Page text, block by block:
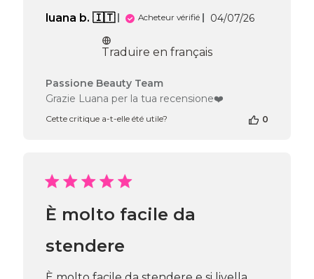
luana b. 🇮🇹
Acheteur vérifié
Date
04/07/26
Traduire en français
Commentaires
du
de
Beauty
Passione Beauty Team
Grazie Luana per la tua recensione❤️
Cette critique a-t-elle été utile? 0
È molto facile da
stendere